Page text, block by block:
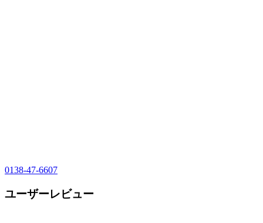
0138-47-6607
ユーザーレビュー